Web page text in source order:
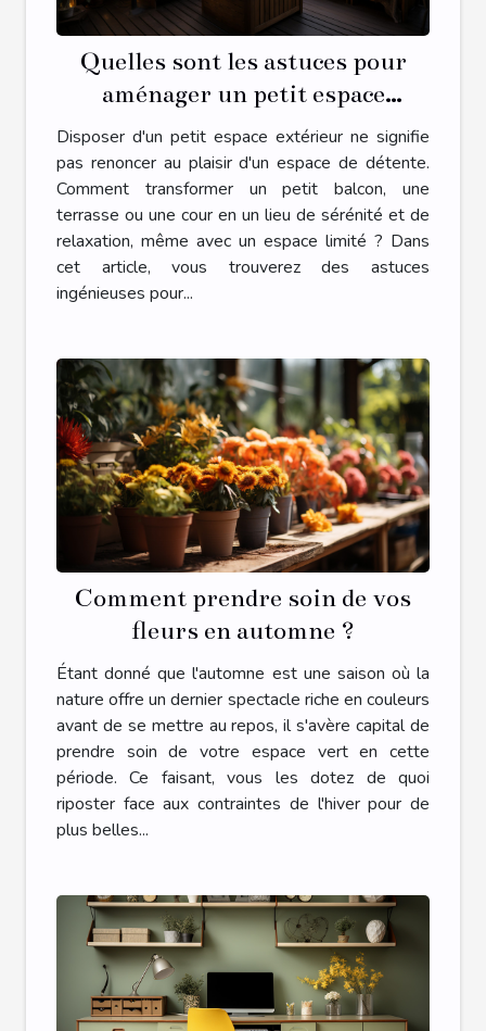
Quelles sont les astuces pour
aménager un petit espace
extérieur en une oasis de détente
?
Disposer d'un petit espace extérieur ne signifie
pas renoncer au plaisir d'un espace de détente.
Comment transformer un petit balcon, une
terrasse ou une cour en un lieu de sérénité et de
relaxation, même avec un espace limité ? Dans
cet article, vous trouverez des astuces
ingénieuses pour...
Comment prendre soin de vos
fleurs en automne ?
Étant donné que l'automne est une saison où la
nature offre un dernier spectacle riche en couleurs
avant de se mettre au repos, il s'avère capital de
prendre soin de votre espace vert en cette
période. Ce faisant, vous les dotez de quoi
riposter face aux contraintes de l'hiver pour de
plus belles...